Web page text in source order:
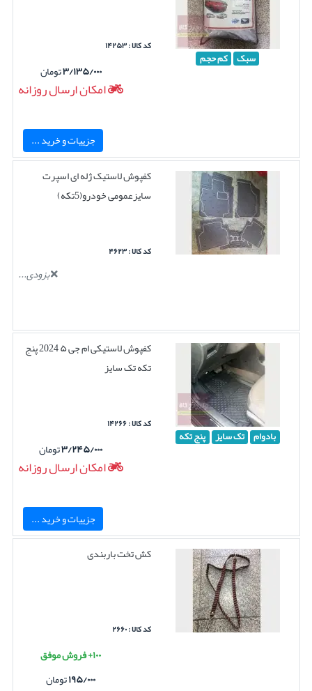
سبک کم حجم
کد کالا : ۱۴۲۵۳
۳/۱۳۵/۰۰۰تومان
امکان ارسال روزانه
جزییات و خرید ...
کفپوش لاستیک ژله ای اسپرت
سایزعمومی خودرو(5تکه)
کد کالا : ۴۶۲۳
بزودی...
بادوام تک سایز پنج تکه
کفپوش لاستیکی ام جی ۵ 2024 پنج
تکه تک سایز
کد کالا : ۱۴۲۶۶
۳/۲۴۵/۰۰۰تومان
امکان ارسال روزانه
جزییات و خرید ...
کش تخت باربندی
کد کالا : ۲۶۶۰
۱۰۰+ فروش موفق
۱۹۵/۰۰۰تومان